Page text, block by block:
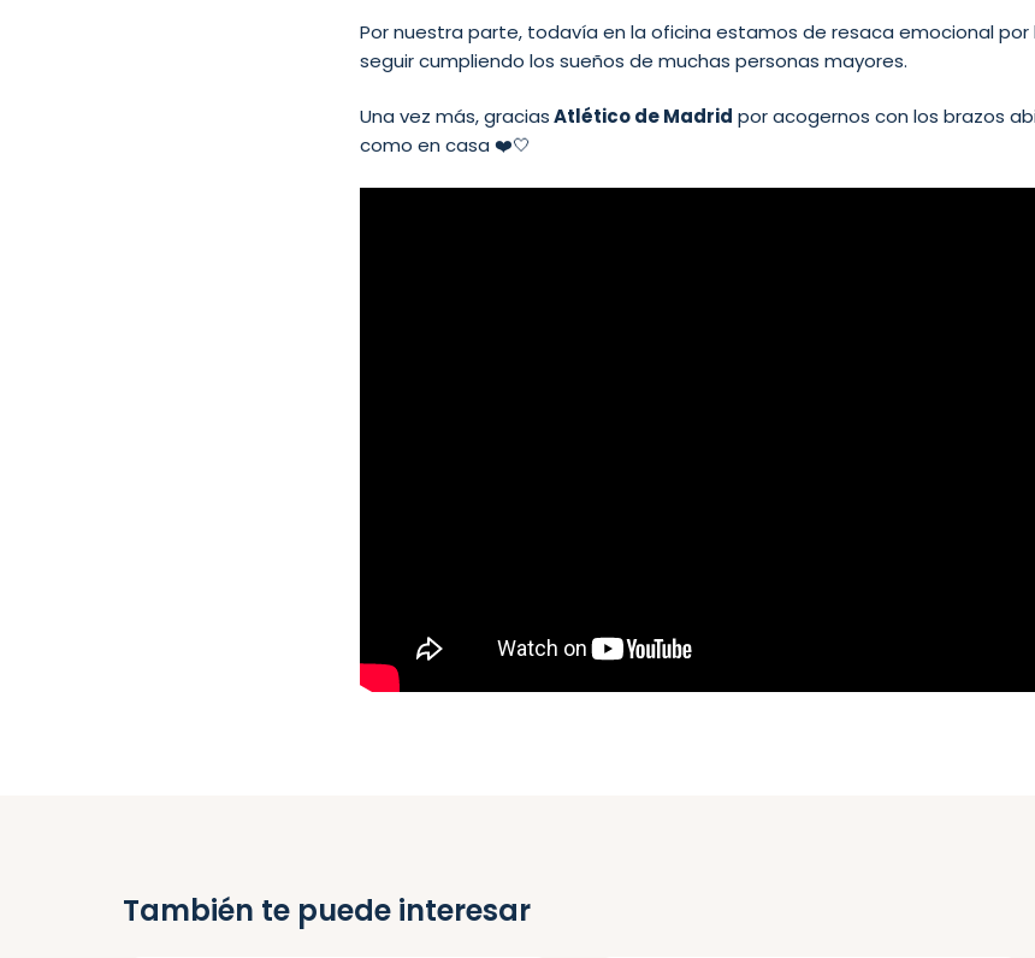
Por nuestra parte, todavía en la oficina estamos de resaca emocional por
seguir cumpliendo los sueños de muchas personas mayores.
Una vez más, graciasAtlético de Madrid por acogernos con los brazos
como en casa ❤️🤍
También te puede interesar